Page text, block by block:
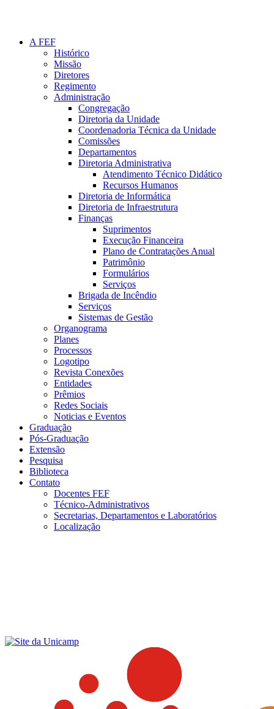
A FEF
Histórico
Missão
Diretores
Regimento
Administração
Congregação
Diretoria da Unidade
Coordenadoria Técnica da Unidade
Comissões
Departamentos
Diretoria Administrativa
Atendimento Técnico Didático
Recursos Humanos
Diretoria de Informática
Diretoria de Infraestrutura
Finanças
Suprimentos
Execução Financeira
Plano de Contratações Anual
Patrimônio
Formulários
Serviços
Brigada de Incêndio
Serviços
Sistemas de Gestão
Organograma
Planes
Processos
Logotipo
Revista Conexões
Entidades
Prêmios
Redes Sociais
Noticias e Eventos
Graduação
Pós-Graduação
Extensão
Pesquisa
Biblioteca
Contato
Docentes FEF
Técnico-Administrativos
Secretarias, Departamentos e Laboratórios
Localização